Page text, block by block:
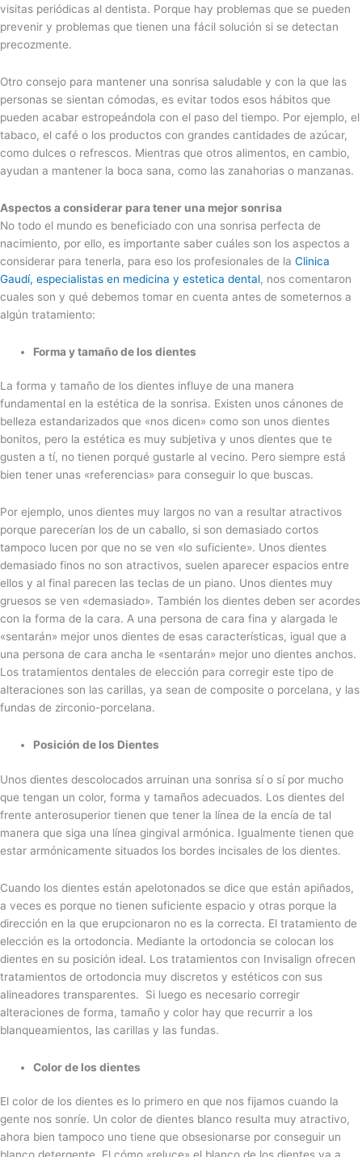
visitas periódicas al dentista. Porque hay problemas que se pueden
prevenir y problemas que tienen una fácil solución si se detectan
precozmente.
Otro consejo para mantener una sonrisa saludable y con la que las
personas se sientan cómodas, es evitar todos esos hábitos que
pueden acabar estropeándola con el paso del tiempo. Por ejemplo, el
tabaco, el café o los productos con grandes cantidades de azúcar,
como dulces o refrescos. Mientras que otros alimentos, en cambio,
ayudan a mantener la boca sana, como las zanahorias o manzanas.
Aspectos a considerar para tener una mejor sonrisa
No todo el mundo es beneficiado con una sonrisa perfecta de
nacimiento, por ello, es importante saber cuáles son los aspectos a
considerar para tenerla, para eso los profesionales de la Clinica
Gaudí, especialistas en medicina y estetica dental, nos comentaron
cuales son y qué debemos tomar en cuenta antes de someternos a
algún tratamiento:
Forma y tamaño de los dientes
La forma y tamaño de los dientes influye de una manera
fundamental en la estética de la sonrisa. Existen unos cánones de
belleza estandarizados que «nos dicen» como son unos dientes
bonitos, pero la estética es muy subjetiva y unos dientes que te
gusten a tí, no tienen porqué gustarle al vecino. Pero siempre está
bien tener unas «referencias» para conseguir lo que buscas.
Por ejemplo, unos dientes muy largos no van a resultar atractivos
porque parecerían los de un caballo, si son demasiado cortos
tampoco lucen por que no se ven «lo suficiente». Unos dientes
demasiado finos no son atractivos, suelen aparecer espacios entre
ellos y al final parecen las teclas de un piano. Unos dientes muy
gruesos se ven «demasiado». También los dientes deben ser acordes
con la forma de la cara. A una persona de cara fina y alargada le
«sentarán» mejor unos dientes de esas características, igual que a
una persona de cara ancha le «sentarán» mejor uno dientes anchos.
Los tratamientos dentales de elección para corregir este tipo de
alteraciones son las carillas, ya sean de composite o porcelana, y las
fundas de zirconio-porcelana.
Posición de los Dientes
Unos dientes descolocados arruinan una sonrisa sí o sí por mucho
que tengan un color, forma y tamaños adecuados. Los dientes del
frente anterosuperior tienen que tener la línea de la encía de tal
manera que siga una línea gingival armónica. Igualmente tienen que
estar armónicamente situados los bordes incisales de los dientes.
Cuando los dientes están apelotonados se dice que están apiñados,
a veces es porque no tienen suficiente espacio y otras porque la
dirección en la que erupcionaron no es la correcta. El tratamiento de
elección es la ortodoncia. Mediante la ortodoncia se colocan los
dientes en su posición ideal. Los tratamientos con Invisalign ofrecen
tratamientos de ortodoncia muy discretos y estéticos con sus
alineadores transparentes. Si luego es necesario corregir
alteraciones de forma, tamaño y color hay que recurrir a los
blanqueamientos, las carillas y las fundas.
Color de los dientes
El color de los dientes es lo primero en que nos fijamos cuando la
gente nos sonríe. Un color de dientes blanco resulta muy atractivo,
ahora bien tampoco uno tiene que obsesionarse por conseguir un